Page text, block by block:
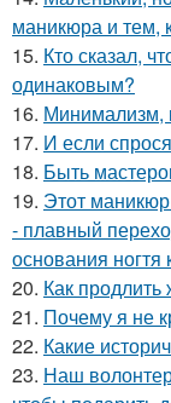
маникюра и тем,
15. Кто сказал,
одинаковым?
16. Минимализм,
17. И если
18. Быть
19. Этот
- плавный
основания ногтя
20. Как продлить
21. Почему я не
22. Какие
23. Наш